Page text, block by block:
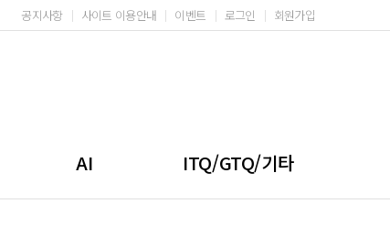
공지사항 사이트 이용안내 이벤트 로그인 회원가입
AI ITQ/GTQ/기타